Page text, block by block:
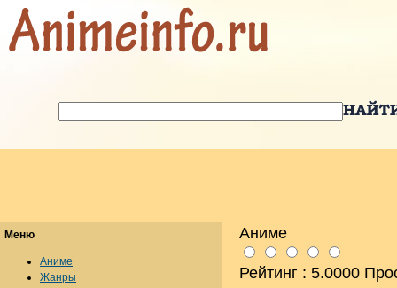
Аниме
Рейтинг : 5.0000
Меню
Аниме
Жанры